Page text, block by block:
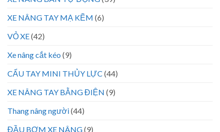
XE NÂNG TAY MẠ KẼM (6)
VỎ XE(42)
Xe nâng cắt kéo (9)
CẨU TAY MINI THỦY LỰC (44)
XE NÂNG TAY BẰNG ĐIỆN (9)
Thang nâng người(44)
ĐẦU BƠM XE NÂNG(9)